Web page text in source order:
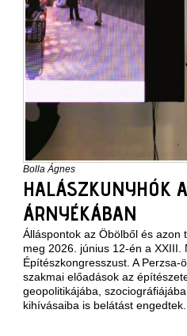
Bolla Ágnes
HALÁSZKUNYHÓK
ÁRNYÉKÁBAN
Álláspontok az Öbölből és azon
meg 2026. június 12-én a XXIII.
Építészkongresszust. A Perzsa-
szakmai előadások az
geopolitikájába,
kihívásaiba is belátást engedtek.